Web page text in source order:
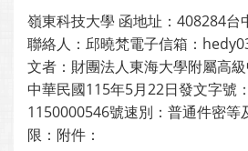
嶺東科技大學 函地址：408284台
聯絡人：邱曉梵電子信箱：
文者：財團法人東海大學附屬高
中華民國115年5月22日發文字號
1150000546號速別：普通件密等
限：附件：